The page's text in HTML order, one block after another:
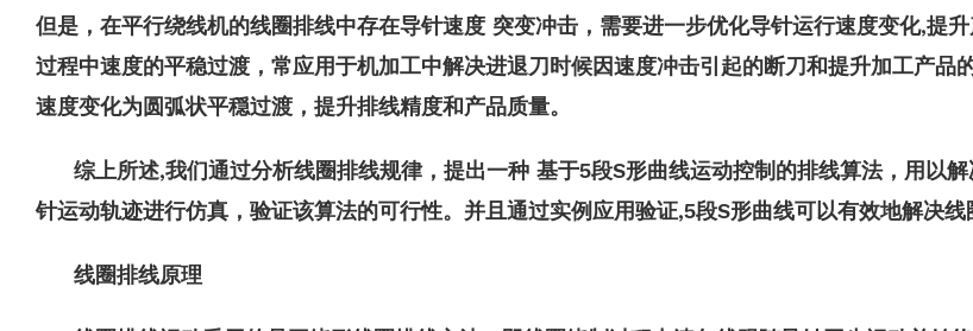
但是，在平行绕线机的线圈排线中存在导针速度 突变冲击，需要进一步优化导针运行速度变化,提
过程中速度的平稳过渡，常应用于机加工中解决进退刀时候因速度冲击引起的断刀和提升加工产
速度变化为圆弧状平穏过渡，提升排线精度和产品质量。
综上所述,我们通过分析线圈排线规律，提出一种 基于5段S形曲线运动控制的排线算法，用以
针运动轨迹进行仿真，验证该算法的可行性。并且通过实例应用验证,5段S形曲线可以有效地解决
线圈排线原理